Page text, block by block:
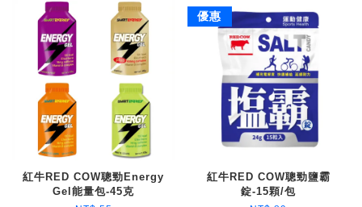
紅牛RED COW聰勁Energy
Gel能量包-45克
優惠
紅牛RED COW聰勁鹽霸
錠-15顆/包